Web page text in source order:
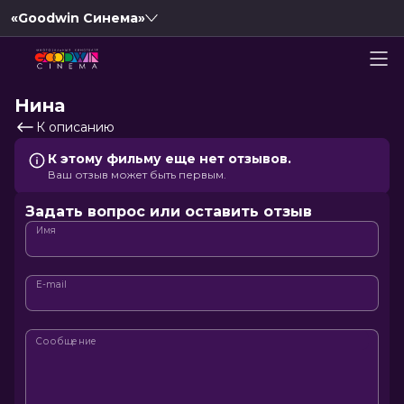
«Goodwin Синема»
Нина
К описанию
К этому фильму еще нет отзывов.
Ваш отзыв может быть первым.
Задать вопрос или оставить отзыв
Имя
E-mail
Сообщение